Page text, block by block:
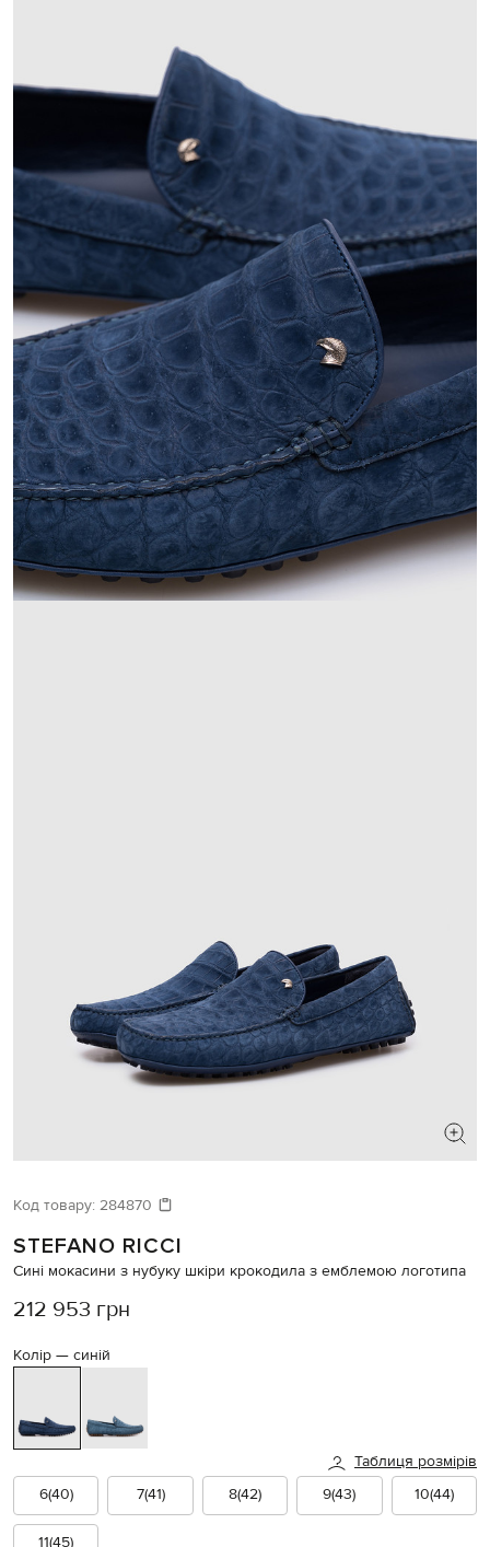
Давайте підберемо щось ще
Схожі товари
Код товару: 284870
STEFANO RICCI
Сині мокасини з нубуку шкіри крокодила з емблемою логотипа
212 953 грн
Колір — синій
Таблиця розмірів
6(40)
7(41) 8(42) 9(43) 10(44)